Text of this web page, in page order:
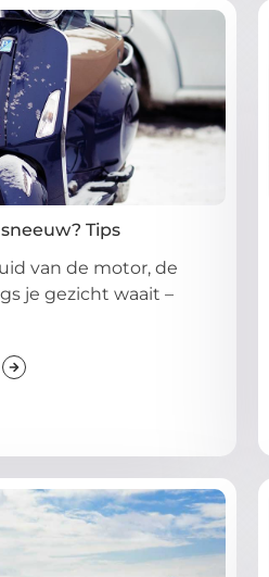
Tips
van de motor, de
je gezicht waait –